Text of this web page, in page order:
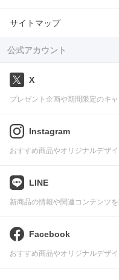
サイトマップ
公式アカウント
X
プレゼント企画や期間限定のキ
Instagram
おすすめ商品やオリジナルデザ
LINE
新商品の情報や関連コンテンツ
Facebook
おすすめ商品やオリジナルデザ